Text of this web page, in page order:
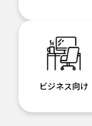
ビジネス向け